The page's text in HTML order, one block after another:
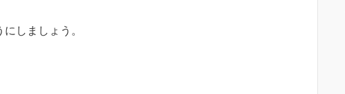
しましょう。